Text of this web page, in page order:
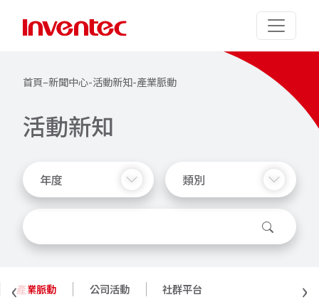
首頁–新聞中心-活動新知-產業脈動
活動新知
年度 類別
產業脈動 公司活動 社群平台
‹ ›